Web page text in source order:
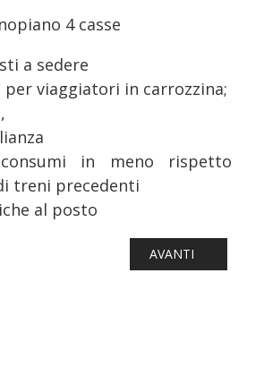
4 casse
a sedere
per viaggiatori in carrozzina;
in meno rispetto
treni precedenti
al posto
FERROVIE: INCIDENTE A
ARTICOLO
AVANTI